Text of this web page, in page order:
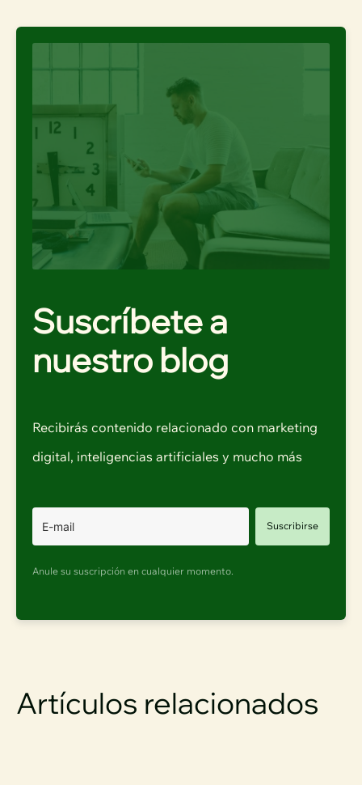
Suscríbete a
nuestro blog
Recibirás contenido relacionado con marketing
digital, inteligencias artificiales y mucho más
Suscribirse
Anule su suscripción en cualquier momento.
Artículos relacionados